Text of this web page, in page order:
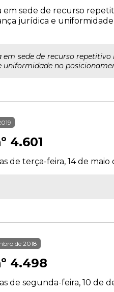
em sede de recurso
jurídica e
em sede de recurso
uniformidade no
4.601
de terça-feira, 14 de maio
de 2018
4.498
de segunda-feira, 10 de